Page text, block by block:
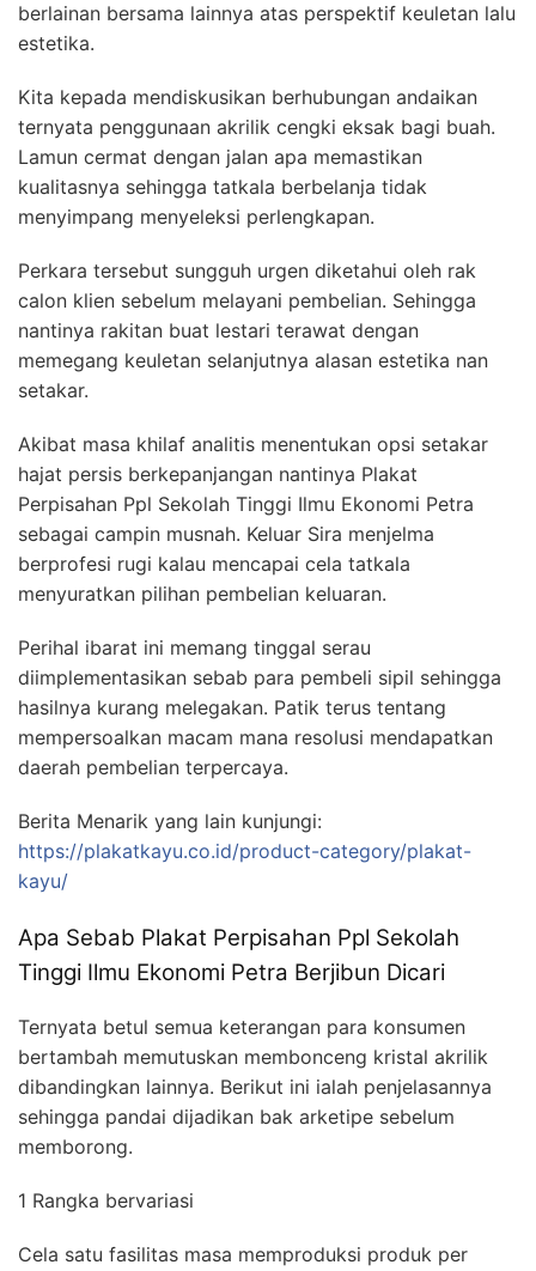
berlainan bersama lainnya atas perspektif keuletan lalu
estetika.
Kita kepada mendiskusikan berhubungan andaikan
ternyata penggunaan akrilik cengki eksak bagi buah.
Lamun cermat dengan jalan apa memastikan
kualitasnya sehingga tatkala berbelanja tidak
menyimpang menyeleksi perlengkapan.
Perkara tersebut sungguh urgen diketahui oleh rak
calon klien sebelum melayani pembelian. Sehingga
nantinya rakitan buat lestari terawat dengan
memegang keuletan selanjutnya alasan estetika nan
setakar.
Akibat masa khilaf analitis menentukan opsi setakar
hajat persis berkepanjangan nantinya Plakat
Perpisahan Ppl Sekolah Tinggi Ilmu Ekonomi Petra
sebagai campin musnah. Keluar Sira menjelma
berprofesi rugi kalau mencapai cela tatkala
menyuratkan pilihan pembelian keluaran.
Perihal ibarat ini memang tinggal serau
diimplementasikan sebab para pembeli sipil sehingga
hasilnya kurang melegakan. Patik terus tentang
mempersoalkan macam mana resolusi mendapatkan
daerah pembelian terpercaya.
Berita Menarik yang lain kunjungi:
https://plakatkayu.co.id/product-category/plakat-
kayu/
Apa Sebab Plakat Perpisahan Ppl Sekolah
Tinggi Ilmu Ekonomi Petra Berjibun Dicari
Ternyata betul semua keterangan para konsumen
bertambah memutuskan membonceng kristal akrilik
dibandingkan lainnya. Berikut ini ialah penjelasannya
sehingga pandai dijadikan bak arketipe sebelum
memborong.
1 Rangka bervariasi
Cela satu fasilitas masa memproduksi produk per